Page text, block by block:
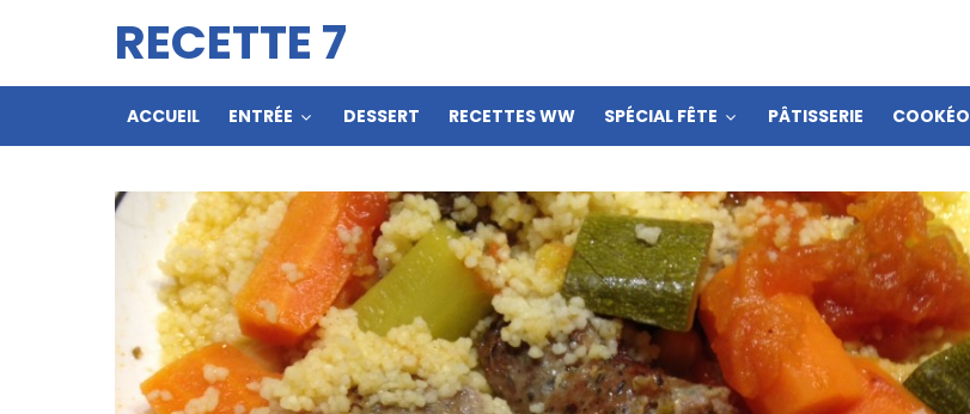
RECETTE 7
ACCUEIL ENTRÉE DESSERT RECETTES WW SPÉCIAL FÊTE PÂTISSERIE COOKÉO